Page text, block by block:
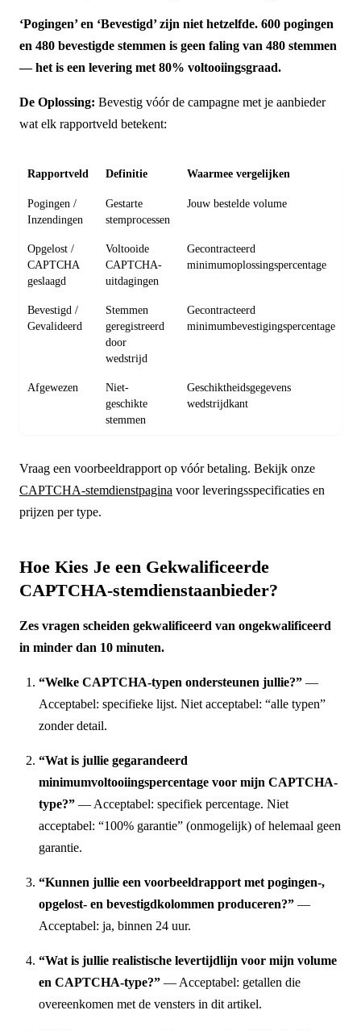
‘Pogingen’ en ‘Bevestigd’ zijn niet hetzelfde. 600 pogingen
en 480 bevestigde stemmen is geen faling van 480 stemmen
— het is een levering met 80% voltooiingsgraad.
De Oplossing: Bevestig vóór de campagne met je aanbieder
wat elk rapportveld betekent:
Rapportveld Definitie Waarmee vergelijken
Pogingen /
Inzendingen
Gestarte
stemprocessen
Jouw bestelde volume
Opgelost /
CAPTCHA
geslaagd
Voltooide
CAPTCHA-
uitdagingen
Gecontracteerd
minimumoplossingspercentage
Bevestigd /
Gevalideerd
Stemmen
geregistreerd
door
wedstrijd
Gecontracteerd
minimumbevestigingspercentage
Afgewezen
Niet-
geschikte
stemmen
Geschiktheidsgegevens
wedstrijdkant
Vraag een voorbeeldrapport op vóór betaling. Bekijk onze
CAPTCHA-stemdienstpagina voor leveringsspecificaties en
prijzen per type.
Hoe Kies Je een Gekwalificeerde
CAPTCHA-stemdienstaanbieder?
Zes vragen scheiden gekwalificeerd van ongekwalificeerd
in minder dan 10 minuten.
“Welke CAPTCHA-typen ondersteunen jullie?” —
Acceptabel: specifieke lijst. Niet acceptabel: “alle typen”
zonder detail.
“Wat is jullie gegarandeerd
minimumvoltooiingspercentage voor mijn CAPTCHA-
type?” — Acceptabel: specifiek percentage. Niet
acceptabel: “100% garantie” (onmogelijk) of helemaal geen
garantie.
“Kunnen jullie een voorbeeldrapport met pogingen-,
opgelost- en bevestigdkolommen produceren?” —
Acceptabel: ja, binnen 24 uur.
“Wat is jullie realistische levertijdlijn voor mijn volume
en CAPTCHA-type?” — Acceptabel: getallen die
overeenkomen met de vensters in dit artikel.